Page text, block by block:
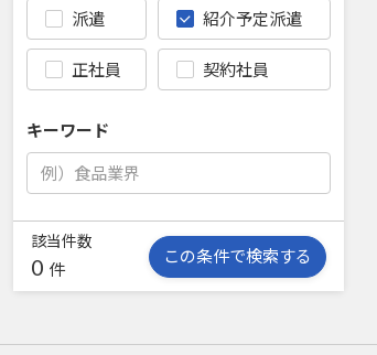
派遣 紹介予定派遣
正社員 契約社員
キーワード
該当件数
0 件
この条件で検索する